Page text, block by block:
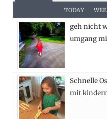
e
b
k
i
e
TODAY
geh nicht
umgang
Schnelle
mit